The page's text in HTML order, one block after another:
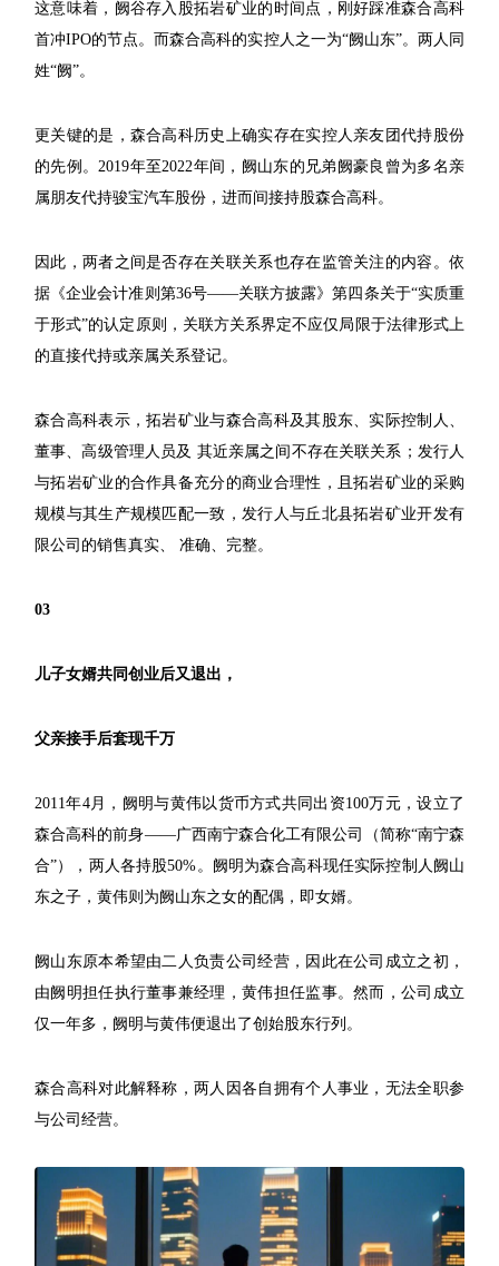
这意味着，阙谷存入股拓岩矿业的时间点，刚好踩准森合高科
首冲IPO的节点。而森合高科的实控人之一为“阙山东”。两人同
姓“阙”。
更关键的是，森合高科历史上确实存在实控人亲友团代持股份
的先例。2019年至2022年间，阙山东的兄弟阙豪良曾为多名亲
属朋友代持骏宝汽车股份，进而间接持股森合高科。
因此，两者之间是否存在关联关系也存在监管关注的内容。依
据《企业会计准则第36号——关联方披露》第四条关于“实质重
于形式”的认定原则，关联方关系界定不应仅局限于法律形式上
的直接代持或亲属关系登记。
森合高科表示，拓岩矿业与森合高科及其股东、实际控制人、
董事、高级管理人员及 其近亲属之间不存在关联关系；发行人
与拓岩矿业的合作具备充分的商业合理性，且拓岩矿业的采购
规模与其生产规模匹配一致，发行人与丘北县拓岩矿业开发有
限公司的销售真实、 准确、完整。
03
儿子女婿共同创业后又退出，
父亲接手后套现千万
2011年4月，阙明与黄伟以货币方式共同出资100万元，设立了
森合高科的前身——广西南宁森合化工有限公司（简称“南宁森
合”），两人各持股50%。阙明为森合高科现任实际控制人阙山
东之子，黄伟则为阙山东之女的配偶，即女婿。
阙山东原本希望由二人负责公司经营，因此在公司成立之初，
由阙明担任执行董事兼经理，黄伟担任监事。然而，公司成立
仅一年多，阙明与黄伟便退出了创始股东行列。
森合高科对此解释称，两人因各自拥有个人事业，无法全职参
与公司经营。